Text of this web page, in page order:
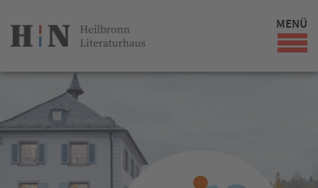
MENÜ